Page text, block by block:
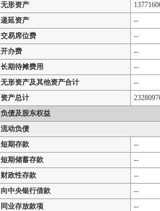
无形资产
递延资产
--
交易席位费
--
开办费
--
长期待摊费用
--
无形资产及其他资产合计
--
资产总计
负债及股东权益
流动负债
短期存款
--
短期储蓄存款
--
财政性存款
--
向中央银行借款
--
同业存放款项
--